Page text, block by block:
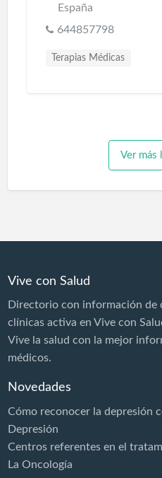
España
644857798
Terapias Médicas
Ver más
Vive con Salud
Directorio con información de
clínicas activa en Vive con
Vive la salud con la mejor
médicos.
Novedades
Cómo reconocer la depresión
Depresión
Centros referentes en el
La Oncología